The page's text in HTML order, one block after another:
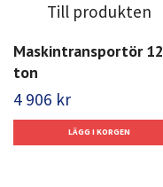
Till produkten
Maskintransportör 12
ton
4 906 kr